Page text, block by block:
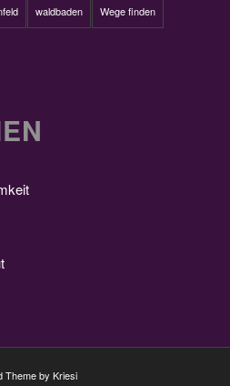
waldbaden Wege finden
Theme by Kriesi